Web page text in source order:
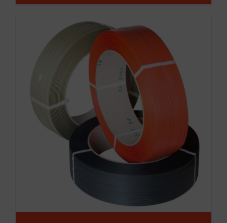
Flejes polipropileno semi y
automáticos